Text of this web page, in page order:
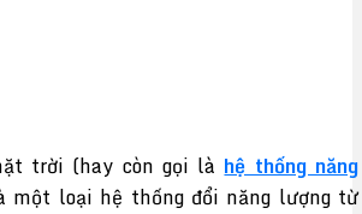
trời (hay còn gọi làhệ thống năng
một loại hệ thống đổi năng lượng từ